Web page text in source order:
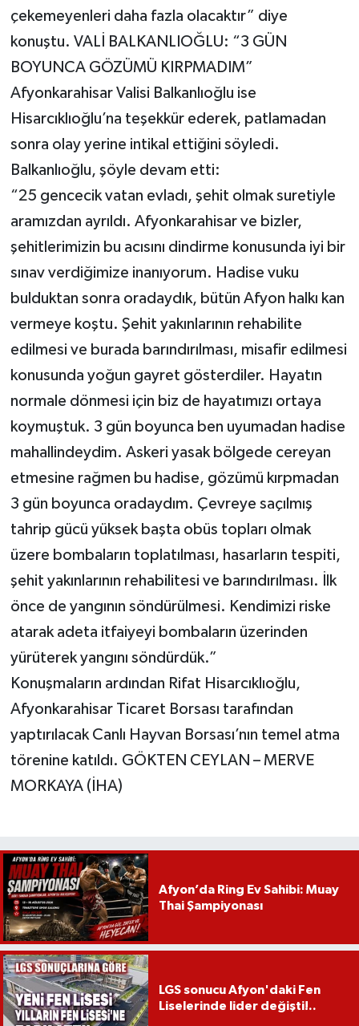
çekemeyenleri daha fazla olacaktır” diye
konuştu. VALİ BALKANLIOĞLU: “3 GÜN
BOYUNCA GÖZÜMÜ KIRPMADIM”
Afyonkarahisar Valisi Balkanlıoğlu ise
Hisarcıklıoğlu’na teşekkür ederek, patlamadan
sonra olay yerine intikal ettiğini söyledi.
Balkanlıoğlu, şöyle devam etti:
“25 gencecik vatan evladı, şehit olmak suretiyle
aramızdan ayrıldı. Afyonkarahisar ve bizler,
şehitlerimizin bu acısını dindirme konusunda iyi bir
sınav verdiğimize inanıyorum. Hadise vuku
bulduktan sonra oradaydık, bütün Afyon halkı kan
vermeye koştu. Şehit yakınlarının rehabilite
edilmesi ve burada barındırılması, misafir edilmesi
konusunda yoğun gayret gösterdiler. Hayatın
normale dönmesi için biz de hayatımızı ortaya
koymuştuk. 3 gün boyunca ben uyumadan hadise
mahallindeydim. Askeri yasak bölgede cereyan
etmesine rağmen bu hadise, gözümü kırpmadan
3 gün boyunca oradaydım. Çevreye saçılmış
tahrip gücü yüksek başta obüs topları olmak
üzere bombaların toplatılması, hasarların tespiti,
şehit yakınlarının rehabilitesi ve barındırılması. İlk
önce de yangının söndürülmesi. Kendimizi riske
atarak adeta itfaiyeyi bombaların üzerinden
yürüterek yangını söndürdük.”
Konuşmaların ardından Rifat Hisarcıklıoğlu,
Afyonkarahisar Ticaret Borsası tarafından
yaptırılacak Canlı Hayvan Borsası’nın temel atma
törenine katıldı. GÖKTEN CEYLAN – MERVE
MORKAYA (İHA)
Afyon’da Ring Ev Sahibi: Muay
Thai Şampiyonası
LGS sonucu Afyon'daki Fen
Liselerinde lider değişti!..